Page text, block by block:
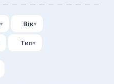
Вік
Тип